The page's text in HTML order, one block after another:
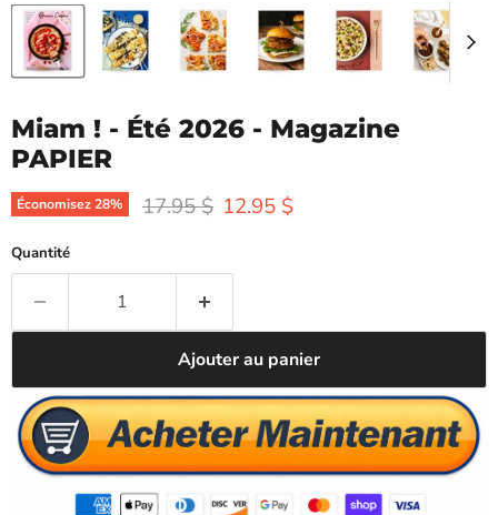
Miam ! - Été 2026 - Magazine
PAPIER
Économisez28% Prix d'origine
17.95 $ Prix actuel
12.95 $
Quantité
Ajouter au panier